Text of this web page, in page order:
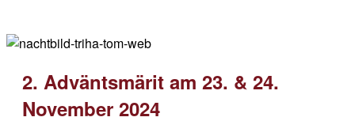
2. Adväntsmärit am 23. & 24.
November 2024